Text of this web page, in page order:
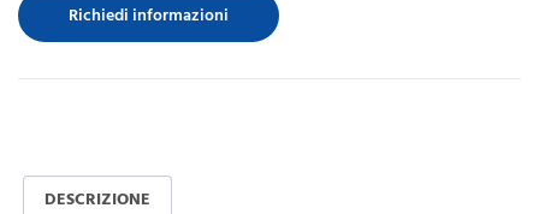
Richiedi informazioni
DESCRIZIONE